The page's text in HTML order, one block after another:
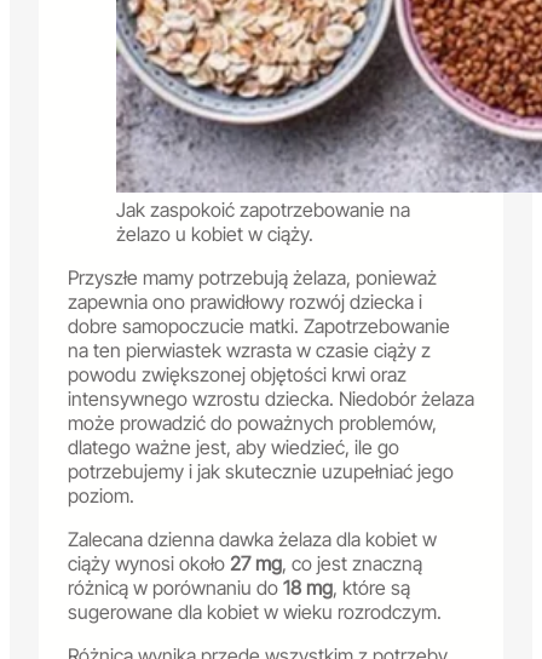
Jak zaspokoić zapotrzebowanie na
żelazo u kobiet w ciąży.
Przyszłe mamy potrzebują żelaza, ponieważ
zapewnia ono prawidłowy rozwój dziecka i
dobre samopoczucie matki. Zapotrzebowanie
na ten pierwiastek wzrasta w czasie ciąży z
powodu zwiększonej objętości krwi oraz
intensywnego wzrostu dziecka. Niedobór żelaza
może prowadzić do poważnych problemów,
dlatego ważne jest, aby wiedzieć, ile go
potrzebujemy i jak skutecznie uzupełniać jego
poziom.
Zalecana dzienna dawka żelaza dla kobiet w
ciąży wynosi około 27 mg, co jest znaczną
różnicą w porównaniu do 18 mg, które są
sugerowane dla kobiet w wieku rozrodczym.